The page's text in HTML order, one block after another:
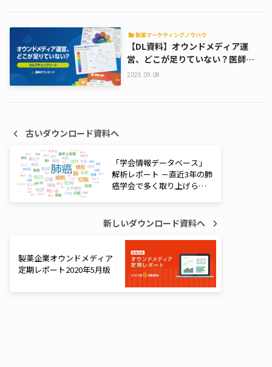
製薬マーケティングノウハウ
【DL資料】オウンドメディア運
営、どこが足りていない？医師向
けサイトセルフチェックシート
2025.09.08
古いダウンロード資料へ
「学会情報データベース」
解析レポート －直近3年の肺
癌学会で多く取り上げられ
新しいダウンロード資料へ
製薬企業オウンドメディア
定期レポート2020年5月版